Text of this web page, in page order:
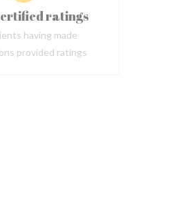
ratings
having made
provided ratings